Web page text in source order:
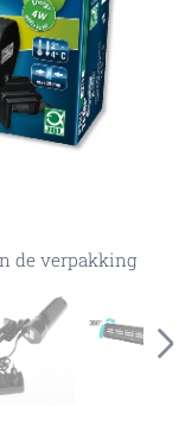
de verpakking
aan het
2)
2)
2)